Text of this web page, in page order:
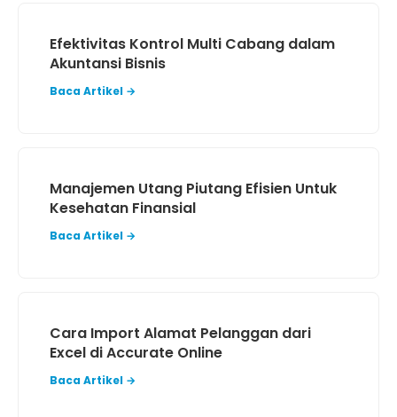
Efektivitas Kontrol Multi Cabang dalam
Akuntansi Bisnis
Baca Artikel →
Manajemen Utang Piutang Efisien Untuk
Kesehatan Finansial
Baca Artikel →
Cara Import Alamat Pelanggan dari
Excel di Accurate Online
Baca Artikel →